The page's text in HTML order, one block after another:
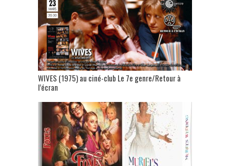
WIVES (1975) au ciné-club Le 7e genre/Retour à
l’écran